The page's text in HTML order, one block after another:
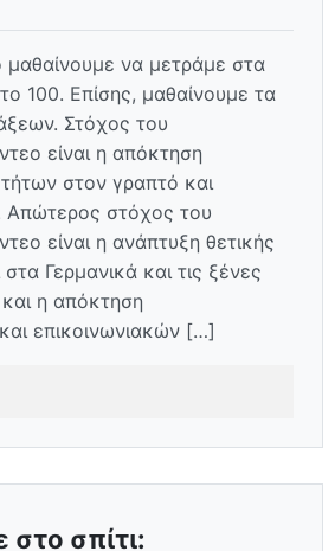
να μετράμε στα
100. Επίσης, μαθαίνουμε τα
Στόχος του
είναι η απόκτηση
στον γραπτό και
Απώτερος στόχος του
είναι η ανάπτυξη θετικής
Γερμανικά και τις ξένες
η απόκτηση
επικοινωνιακών […]
σπίτι: